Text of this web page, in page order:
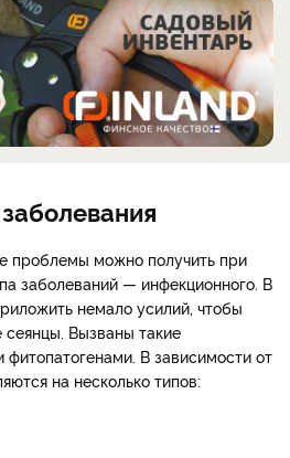
проблемы можно получить при
заболеваний — инфекционного. В
немало усилий, чтобы
Вызваны такие
В зависимости от
на несколько типов: